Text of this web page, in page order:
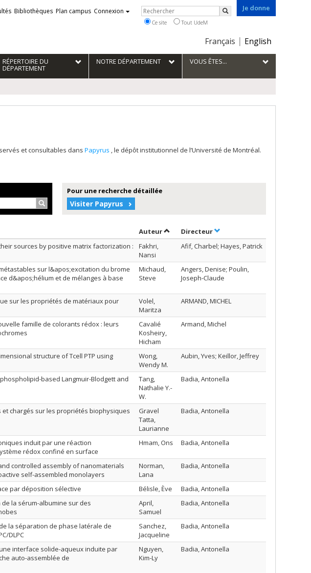
Je donne
Choix
la
langue
Français English
Bibliothèques Plan campus Connexion Rechercher
Rechercher
Ce site Tout UdeM
RÉPERTOIRE DU
DÉPARTEMENT
NOTRE DÉPARTEMENT VOUS ÊTES...
et consultables dans Papyrus , le dépôt institutionnel de l’Université de Montréal.
Rechercher…
Pour une recherche détaillée
Visiter Papyrus
AuteurTrier par auteur en ordre croissant
Directeurpar contributeur en ordre
sources by positive matrix factorization :
Fakhri,
Nansi
Afif, Charbel; Hayes, Patrick
sur l&apos;excitation du brome
d&apos;hélium et de mélanges à base
Michaud,
Steve
Angers, Denise; Poulin,
Joseph-Claude
sur les propriétés de matériaux pour
Volel,
Maritza
ARMAND, MICHEL
famille de colorants rédox : leurs
Cavalié
Kosheiry,
Hicham
Armand, Michel
structure of Tcell PTP using
Wong,
Wendy M.
Aubin, Yves; Keillor, Jeffrey
based Langmuir-Blodgett and
Tang,
Nathalie Y.-
W.
Badia, Antonella
chargés sur les propriétés biophysiques
Gravel
Tatta,
Laurianne
Badia, Antonella
induit par une réaction
rédox confiné en surface
Hmam, Ons Badia, Antonella
controlled assembly of nanomaterials
self-assembled monolayers
Norman,
Lana
Badia, Antonella
par déposition sélective Bélisle, Ève
Badia, Antonella
la sérum-albumine sur des
April,
Samuel
Badia, Antonella
la séparation de phase latérale de
DLPC
Sanchez,
Jacqueline
Badia, Antonella
interface solide-aqueux induite par
auto-assemblée de
Nguyen,
Kim-Ly
Badia, Antonella